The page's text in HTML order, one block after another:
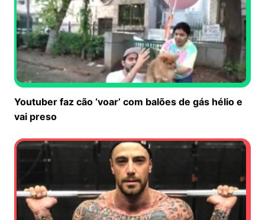
Youtuber faz cão ‘voar’ com balões de gás hélio e
vai preso